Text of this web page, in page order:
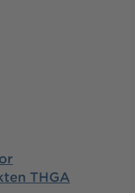
THGA